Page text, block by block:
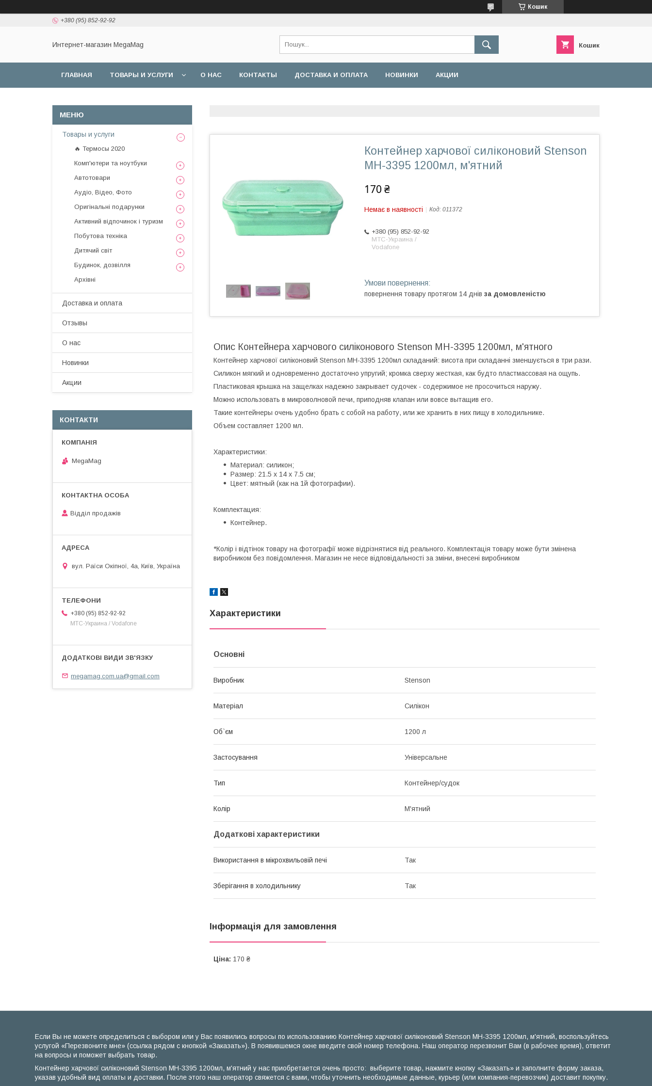
Кошик
+380 (95) 852-92-92
Интернет-магазин MegaMag Кошик
ГЛАВНАЯ ТОВАРЫ И УСЛУГИ О НАС КОНТАКТЫ ДОСТАВКА И ОПЛАТА НОВИНКИ АКЦИИ
Контейнер харчової силіконовий Stenson
MH-3395 1200мл, м'ятний
170 ₴
Немає в наявності Код: 011372
+380 (95) 852-92-92
МТС-Украина /
Vodafone
повернення товару протягом 14 днів за домовленістю
Опис Контейнера харчового силіконового Stenson MH-3395 1200мл, м'ятного
Контейнер харчової силіконовий Stenson MH-3395 1200мл складаний: висота при складанні зменшується в три рази.
Силикон мягкий и одновременно достаточно упругий; кромка сверху жесткая, как будто пластмассовая на ощупь.
Пластиковая крышка на защелках надежно закрывает судочек - содержимое не просочиться наружу.
Можно использовать в микроволновой печи, приподняв клапан или вовсе вытащив его.
Такие контейнеры очень удобно брать с собой на работу, или же хранить в них пищу в холодильнике.
Объем составляет 1200 мл.
Характеристики:
Материал: силикон;
Размер: 21.5 х 14 х 7.5 см;
Цвет: мятный (как на 1й фотографии).
Комплектация:
Контейнер.
*Колір і відтінок товару на фотографії може відрізнятися від реального. Комплектація товару може бути змінена
виробником без повідомлення. Магазин не несе відповідальності за зміни, внесені виробником
Характеристики
Основні
Виробник Stenson
Матеріал Силікон
Об`єм 1200 л
Застосування Універсальне
Тип Контейнер/судок
Колір М'ятний
Додаткові характеристики
Використання в мікрохвильовій печі Так
Зберігання в холодильнику Так
Інформація для замовлення
Ціна: 170 ₴
Товары и услуги
🔥 Термосы 2020
Комп'ютери та ноутбуки
Автотовари
Аудіо, Відео, Фото
Оригінальні подарунки
Активний відпочинок і туризм
Побутова техніка
Дитячий світ
Будинок, дозвілля
Архівні
Доставка и оплата
Отзывы
О нас
Новинки
Акции
КОНТАКТИ
MegaMag
Відділ продажів
вул. Раїси Окіпної, 4а, Київ, Україна
+380 (95) 852-92-92
МТС-Украина / Vodafone
megamag.com.ua@gmail.com
Если Вы не можете определиться с выбором или у Вас появились вопросы по использованию Контейнер харчової силіконовий Stenson MH-3395 1200мл, м'ятний, воспользуйтесь
услугой «Перезвоните мне» (ссылка рядом с кнопкой «Заказать»). В появившемся окне введите свой номер телефона. Наш оператор перезвонит Вам (в рабочее время), ответит
на вопросы и поможет выбрать товар.
Контейнер харчової силіконовий Stenson MH-3395 1200мл, м'ятний у нас приобретается очень просто: выберите товар, нажмите кнопку «Заказать» и заполните форму заказа,
указав удобный вид оплаты и доставки. После этого наш оператор свяжется с вами, чтобы уточнить необходимые данные, курьер (или компания-перевозчик) доставит покупку.